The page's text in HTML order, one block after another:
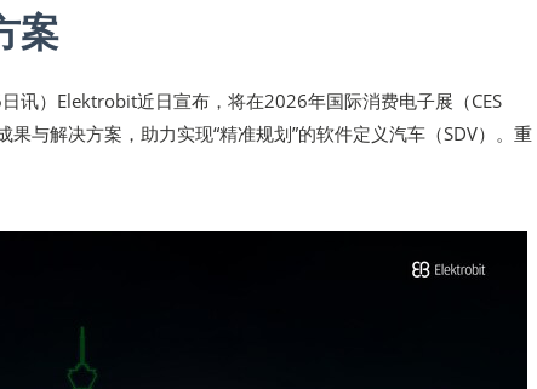
案
讯）Elektrobit近日宣布，将在2026年国际消费电子展（CES
与解决方案，助力实现“精准规划”的软件定义汽车（SDV）。重